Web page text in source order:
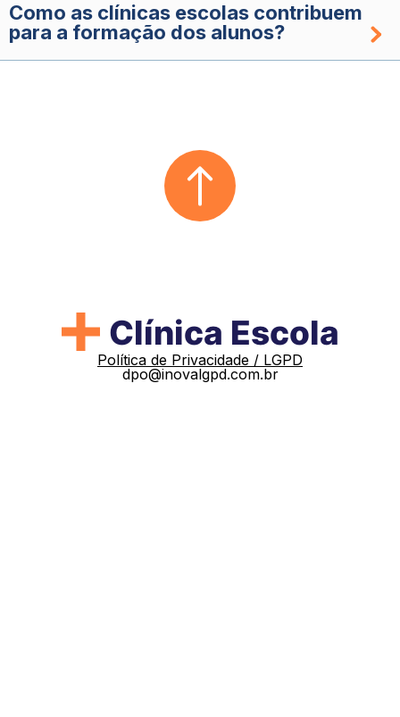
Como as clínicas escolas contribuem
para a formação dos alunos?
Política de Privacidade / LGPD
dpo@inovalgpd.com.br